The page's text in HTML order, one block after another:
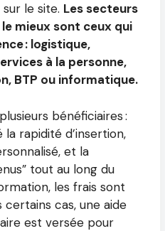
le site. Les secteurs
mieux sont ceux qui
: logistique,
à la personne,
BTP ou informatique.
bénéficiaires :
rapidité d’insertion,
et la
tout au long du
les frais sont
cas, une aide
est versée pour